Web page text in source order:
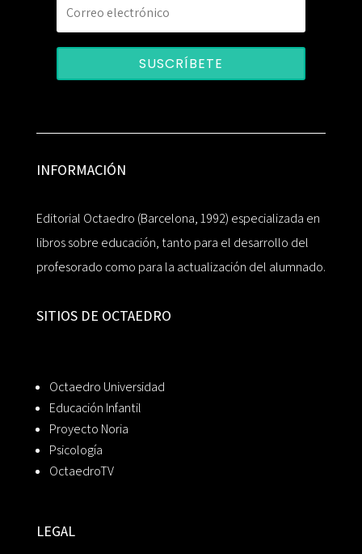
SUSCRÍBETE
INFORMACIÓN
Editorial Octaedro (Barcelona, 1992) especializada en
libros sobre educación, tanto para el desarrollo del
profesorado como para la actualización del alumnado.
SITIOS DE OCTAEDRO
Octaedro Universidad
Educación Infantil
Proyecto Noria
Psicología
OctaedroTV
LEGAL